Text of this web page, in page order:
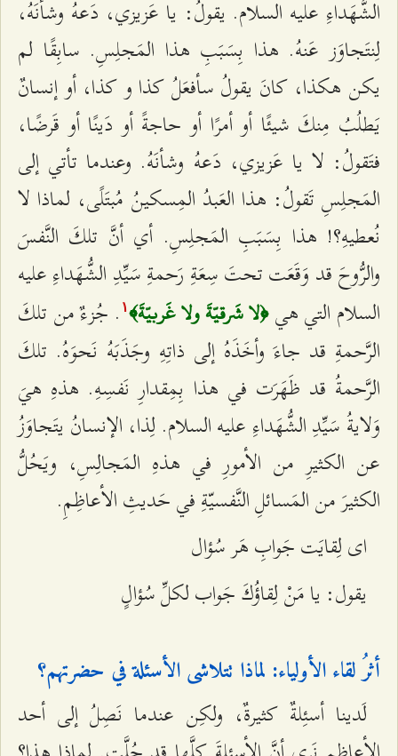
الشُّهَداءِ عليه السلام. يقولُ: يا عَزيزي، دَعهُ وشأنَهُ،
لِنتَجاوَز عَنهُ. هذا بِسَبَبِ هذا المَجلِسِ. سابِقًا لم
يكن هكذا، كانَ يقولُ سأفعَلُ كذا و كذا، أو إنسانٌ
يَطلُبُ مِنكَ شيئًا أو أمرًا أو حاجةً أو دَينًا أو قَرضًا،
فتَقولُ: لا يا عَزيزي، دَعهُ وشأنَهُ. وعندما تأتي إلى
المَجلِسِ تَقولُ: هذا العَبدُ المِسكينُ مُبتَلًى، لماذا لا
نُعطيهِ؟! هذا بِسَبَبِ المَجلِسِ. أي أنَّ تلكَ النَّفسَ
والرُّوحَ قد وَقَعَت تحتَ سِعَةِ رَحمةِ سَيِّدِ الشُّهَداءِ عليه
السلام التي هي﴿لا شَرقيّةَ ولا غَربيّةَ﴾۱ . جُزءٌ من تلكَ
الرَّحمةِ قد جاءَ وأخَذَهُ إلى ذاتِهِ وجَذَبَهُ نَحوَهُ. تلكَ
الرَّحمةُ قد ظَهَرَت في هذا بِمِقدارِ نَفسِهِ. هذهِ هيَ
وَلايةُ سَيِّدِ الشُّهَداءِ عليه السلام. لِذا، الإنسانُ يتَجاوَزُ
عن الكثيرِ من الأمورِ في هذهِ المَجالِسِ، ويَحُلُّ
الكثيرَ من المَسائلِ النَّفسيّةِ في حَديثِ الأعاظِمِ.
ای لِقایَت جَوابِ هَر سُؤال
يقول: يا مَنْ لِقاؤُكَ جَواب لكلِّ سُؤالٍ
أثرُ لقاء الأولياء: لماذا تتلاشى الأسئلة في حضرتهم؟
لَدينا أسئِلةٌ كثيرةٌ، ولكِن عندما نَصِلُ إلى أحد